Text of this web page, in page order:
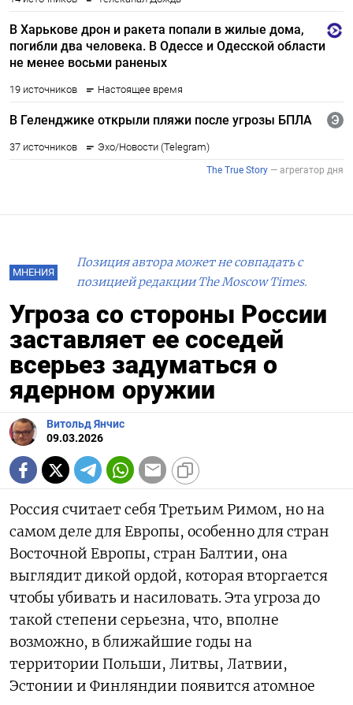
МНЕНИЯ
Позиция автора может не совпадать с
позицией редакции The Moscow Times.
Угроза со стороны России
заставляет ее соседей
всерьез задуматься о
ядерном оружии
Витольд Янчис
09.03.2026
Россия считает себя Третьим Римом, но на
самом деле для Европы, особенно для стран
Восточной Европы, стран Балтии, она
выглядит дикой ордой, которая вторгается
чтобы убивать и насиловать. Эта угроза до
такой степени серьезна, что, вполне
возможно, в ближайшие годы на
территории Польши, Литвы, Латвии,
Эстонии и Финляндии появится атомное